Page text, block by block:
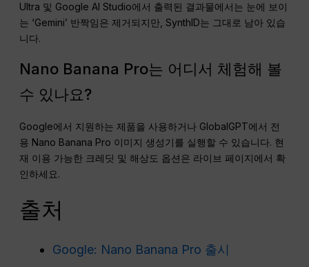
Ultra 및 Google AI Studio에서 출력된 결과물에서는 눈에 보이
는 ‘Gemini’ 반짝임은 제거되지만, SynthID는 그대로 남아 있습
니다.
Nano Banana Pro는 어디서 체험해 볼
수 있나요?
Google에서 지원하는 제품을 사용하거나 GlobalGPT에서 전
용 Nano Banana Pro 이미지 생성기를 실행할 수 있습니다. 현
재 이용 가능한 크레딧 및 해상도 옵션은 라이브 페이지에서 확
인하세요.
출처
Google: Nano Banana Pro 출시